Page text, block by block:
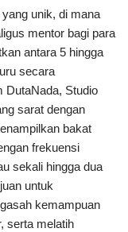
unik, di mana
mentor bagi para
antara 5 hingga
secara
DutaNada, Studio
sarat dengan
bakat
frekuensi
sekali hingga dua
untuk
kemampuan
serta melatih